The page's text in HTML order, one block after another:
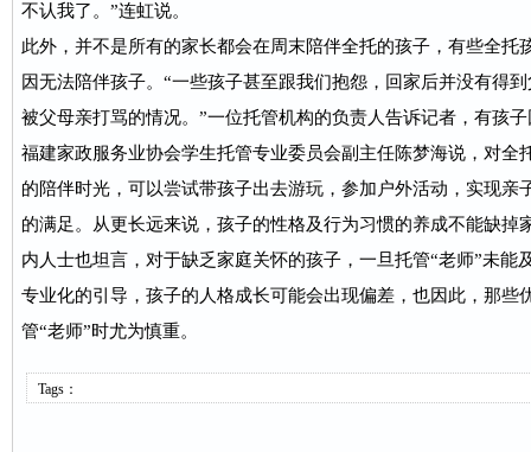
不认我了。”连虹说。
此外，并不是所有的家长都会在周末陪伴全托的孩子，有些全托
因无法陪伴孩子。“一些孩子甚至跟我们抱怨，回家后并没有得
被父母亲打骂的情况。”一位托管机构的负责人告诉记者，有孩
福建家政服务业协会学生托管专业委员会副主任陈梦海说，对全
的陪伴时光，可以尝试带孩子出去游玩，参加户外活动，实现亲
的满足。从更长远来说，孩子的性格及行为习惯的养成不能缺掉
内人士也坦言，对于缺乏家庭关怀的孩子，一旦托管“老师”未能
专业化的引导，孩子的人格成长可能会出现偏差，也因此，那些
管“老师”时尤为慎重。
Tags：